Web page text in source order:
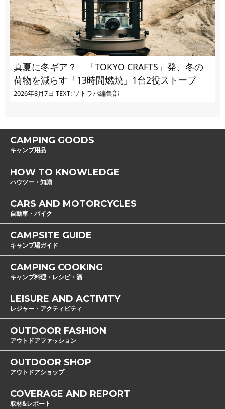
真夏に冬ギア？ 「TOKYO CRAFTS」発、冬の
荷物を減らす「13時間燃焼」1台2役ストーブ
2026年8月7日 TEXT: ソトラバ編集部
CAMPING GOODS
キャンプ用品
HOW TO KNOWLEDGE
ハウツー・知識
CARS AND MOTORCYCLES
自動車・バイク
CAMPSITE GUIDE
キャンプ場ガイド
CAMPING COOKING
キャンプ料理・レシピ・酒
LEISURE AND ACTIVITY
レジャー・アクティビティ
OUTDOOR FASHION
アウトドアファッション
OUTDOOR SHOP
アウトドアショップ
COVERAGE AND REPORT
取材&レポート